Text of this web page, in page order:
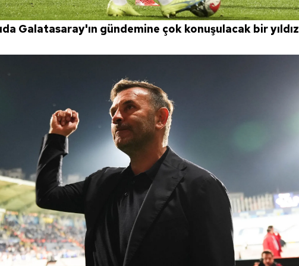
Galatasaray'ın gündemine çok konuşulacak bir yıldız